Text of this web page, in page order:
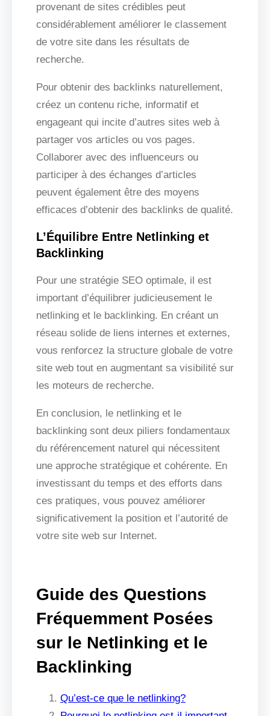
provenant de sites crédibles peut
considérablement améliorer le classement
de votre site dans les résultats de
recherche.
Pour obtenir des backlinks naturellement,
créez un contenu riche, informatif et
engageant qui incite d’autres sites web à
partager vos articles ou vos pages.
Collaborer avec des influenceurs ou
participer à des échanges d’articles
peuvent également être des moyens
efficaces d’obtenir des backlinks de qualité.
L’Équilibre Entre Netlinking et
Backlinking
Pour une stratégie SEO optimale, il est
important d’équilibrer judicieusement le
netlinking et le backlinking. En créant un
réseau solide de liens internes et externes,
vous renforcez la structure globale de votre
site web tout en augmentant sa visibilité sur
les moteurs de recherche.
En conclusion, le netlinking et le
backlinking sont deux piliers fondamentaux
du référencement naturel qui nécessitent
une approche stratégique et cohérente. En
investissant du temps et des efforts dans
ces pratiques, vous pouvez améliorer
significativement la position et l’autorité de
votre site web sur Internet.
Guide des Questions
Fréquemment Posées
sur le Netlinking et le
Backlinking
Qu’est-ce que le netlinking?